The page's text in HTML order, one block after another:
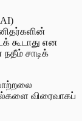
கூடாது என
நதீம் சாடிக்
விரைவாகப்